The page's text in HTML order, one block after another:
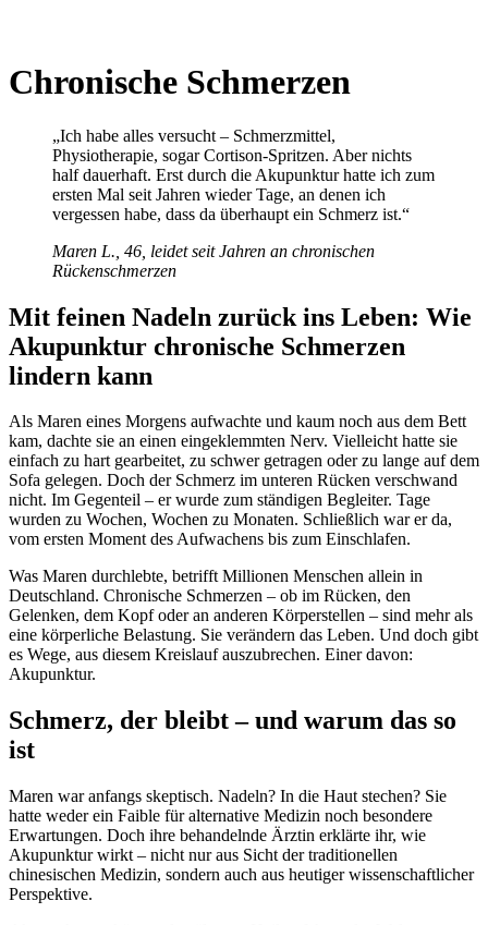
Chronische Schmerzen
„Ich habe alles versucht – Schmerzmittel,
Physiotherapie, sogar Cortison-Spritzen. Aber nichts
half dauerhaft. Erst durch die Akupunktur hatte ich zum
ersten Mal seit Jahren wieder Tage, an denen ich
vergessen habe, dass da überhaupt ein Schmerz ist.“
Maren L., 46, leidet seit Jahren an chronischen
Rückenschmerzen
Mit feinen Nadeln zurück ins Leben: Wie
Akupunktur chronische Schmerzen
lindern kann
Als Maren eines Morgens aufwachte und kaum noch aus dem Bett
kam, dachte sie an einen eingeklemmten Nerv. Vielleicht hatte sie
einfach zu hart gearbeitet, zu schwer getragen oder zu lange auf dem
Sofa gelegen. Doch der Schmerz im unteren Rücken verschwand
nicht. Im Gegenteil – er wurde zum ständigen Begleiter. Tage
wurden zu Wochen, Wochen zu Monaten. Schließlich war er da,
vom ersten Moment des Aufwachens bis zum Einschlafen.
Was Maren durchlebte, betrifft Millionen Menschen allein in
Deutschland. Chronische Schmerzen – ob im Rücken, den
Gelenken, dem Kopf oder an anderen Körperstellen – sind mehr als
eine körperliche Belastung. Sie verändern das Leben. Und doch gibt
es Wege, aus diesem Kreislauf auszubrechen. Einer davon:
Akupunktur.
Schmerz, der bleibt – und warum das so
ist
Maren war anfangs skeptisch. Nadeln? In die Haut stechen? Sie
hatte weder ein Faible für alternative Medizin noch besondere
Erwartungen. Doch ihre behandelnde Ärztin erklärte ihr, wie
Akupunktur wirkt – nicht nur aus Sicht der traditionellen
chinesischen Medizin, sondern auch aus heutiger wissenschaftlicher
Perspektive.